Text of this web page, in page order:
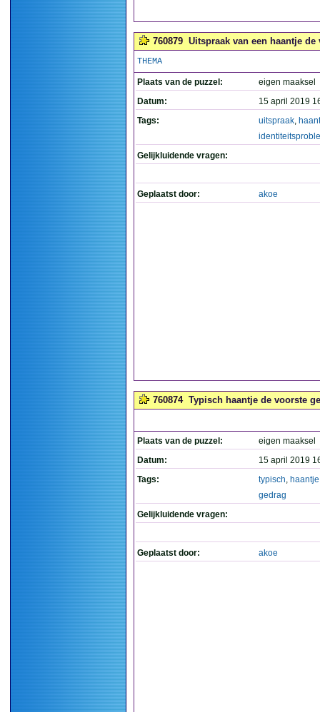
760879 Uitspraak van een haantje
THEMA
Plaats van de puzzel:
eigen maaksel
Datum:
15 april 2019
Tags:
uitspraak,
Gelijkluidende vragen:
Geplaatst door: akoe
760874 Typisch haantje de voorste
Plaats van de puzzel:
eigen maaksel
Datum:
15 april 2019
Tags:
typisch, haantje
gedrag
Gelijkluidende vragen:
Geplaatst door: akoe